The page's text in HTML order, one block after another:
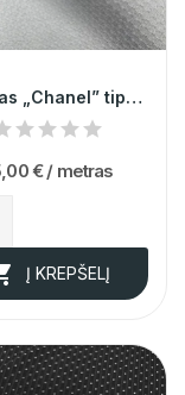
Itališkas „Chanel” tipo audinys 014709
€ / metras
Į KREPŠELĮ